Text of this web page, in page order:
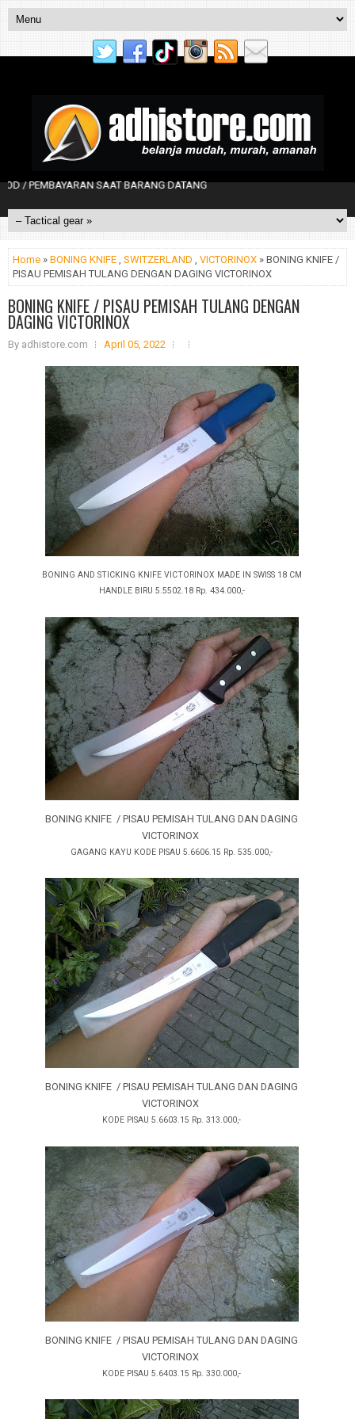
BARANG DATANG
Home » BONING KNIFE , SWITZERLAND , VICTORINOX » BONING KNIFE /
PISAU PEMISAH TULANG DENGAN DAGING VICTORINOX
BONING KNIFE / PISAU PEMISAH TULANG DENGAN
DAGING VICTORINOX
By adhistore.com April 05, 2022
BONING AND STICKING KNIFE VICTORINOX MADE IN SWISS 18 CM
HANDLE BIRU 5.5502.18 Rp. 434.000,-
BONING KNIFE / PISAU PEMISAH TULANG DAN DAGING
VICTORINOX
GAGANG KAYU KODE PISAU 5.6606.15 Rp. 535.000,-
BONING KNIFE / PISAU PEMISAH TULANG DAN DAGING
VICTORINOX
KODE PISAU 5.6603.15 Rp. 313.000,-
BONING KNIFE / PISAU PEMISAH TULANG DAN DAGING
VICTORINOX
KODE PISAU 5.6403.15 Rp. 330.000,-